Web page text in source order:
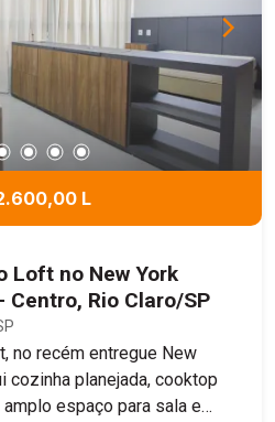
L
Loft no New York
Centro, Rio Claro/SP
no recém entregue New
espaço para sala e